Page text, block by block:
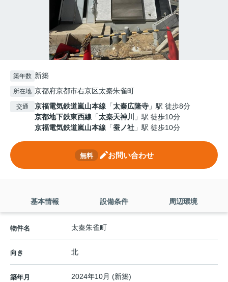
築年数 新築
所在地 京都府京都市右京区太秦朱雀町
交通 京福電気鉄道嵐山本線 「太秦広隆寺 」駅 徒歩8分
京都地下鉄東西線 「太秦天神川
」駅 徒歩10分
京福電気鉄道嵐山本線 「蚕ノ社 」駅 徒歩10分
無料 お問い合わせ
基本情報 設備条件 周辺環境
物件名 太秦朱雀町
向き 北
築年月 2024年10月 (新築)